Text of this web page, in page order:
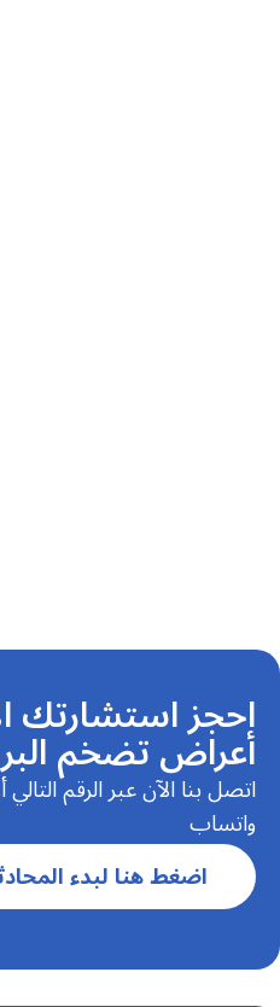
احجز
أعراض تضخم
اتصل بنا الآن عبر الرقم
واتساب
اضغط هنا لبدء